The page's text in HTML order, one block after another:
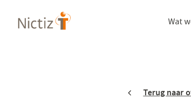
en
Wat
Terug naar